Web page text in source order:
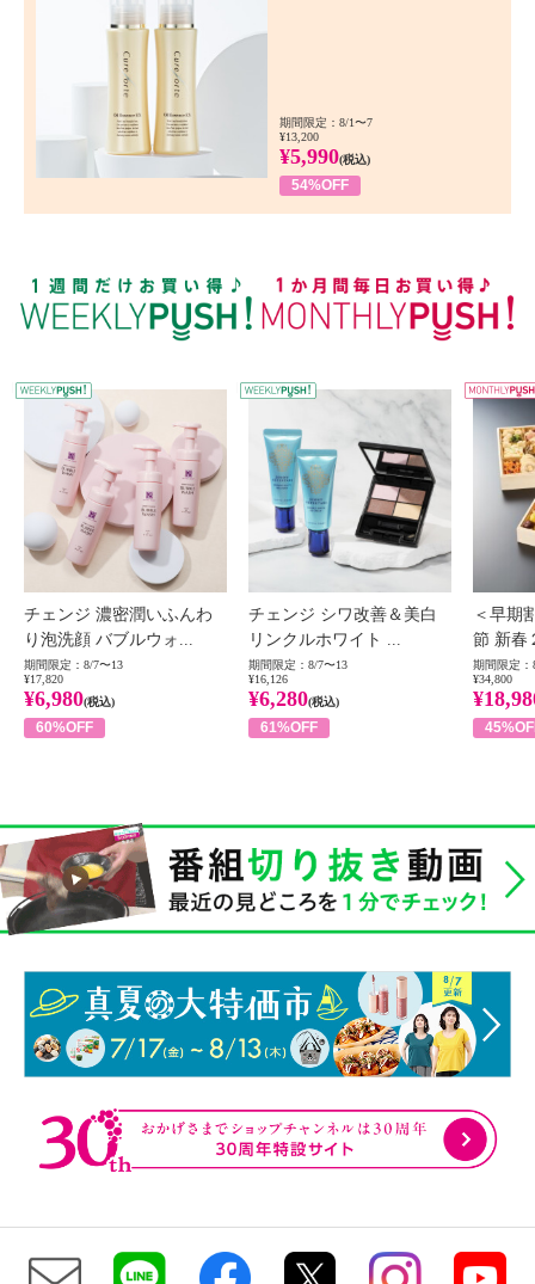
期間限定：8/1〜7
¥13,200
¥5,990(税込)
54%OFF
WEEKLY PUSH
チェンジ 濃密潤いふんわ
り泡洗顔 バブルウォ...
期間限定：8/7〜13
¥17,820
¥6,980(税込)
60%OFF
チェンジ シワ改善＆美白
リンクルホワイト ...
期間限定：8/7〜13
¥16,126
¥6,280(税込)
61%OFF
＜早期
節 新春
期間限定：
¥34,800